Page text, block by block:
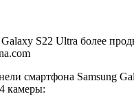
S22 Ultra более
смартфона Samsung
камеры: